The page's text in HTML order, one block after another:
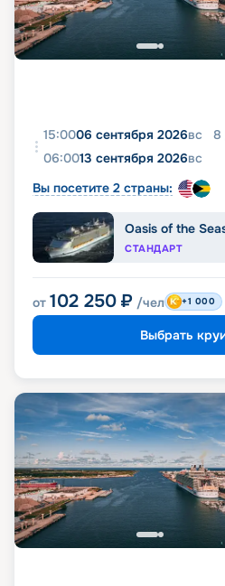
15:0006 сентября 2026вс 8
06:0013 сентября 2026вс
Вы посетите 2 страны:
Oasis of the
СТАНДАРТ
от 102 250 ₽ /чел +1 000
Выбрать